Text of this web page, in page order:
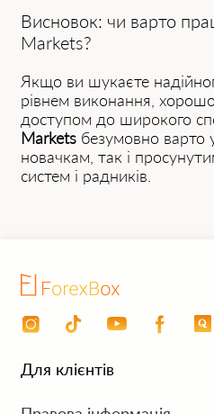
Висновок: чи варто
Mаrkets?
Якщо ви шукаєте
рівнем виконання,
доступом до широкого
Mаrkets безумовно варто
новачкам, так і
систем і радників.
Для клієнтів
Особистий кабінет